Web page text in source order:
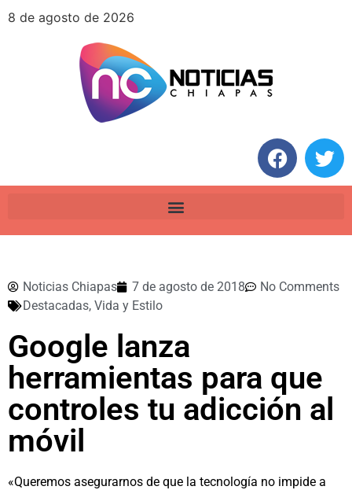
8 de agosto de 2026
Noticias Chiapas 7 de agosto de 2018
No Comments
Destacadas, Vida y Estilo
Google lanza
herramientas para que
controles tu adicción al
móvil
«Queremos asegurarnos de que la tecnología no impide a